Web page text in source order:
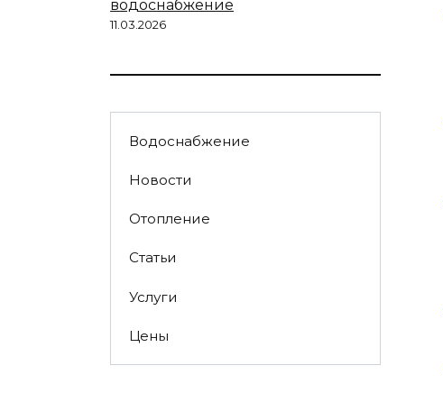
водоснабжение
11.03.2026
Водоснабжение
Новости
Отопление
Статьи
Услуги
Цены